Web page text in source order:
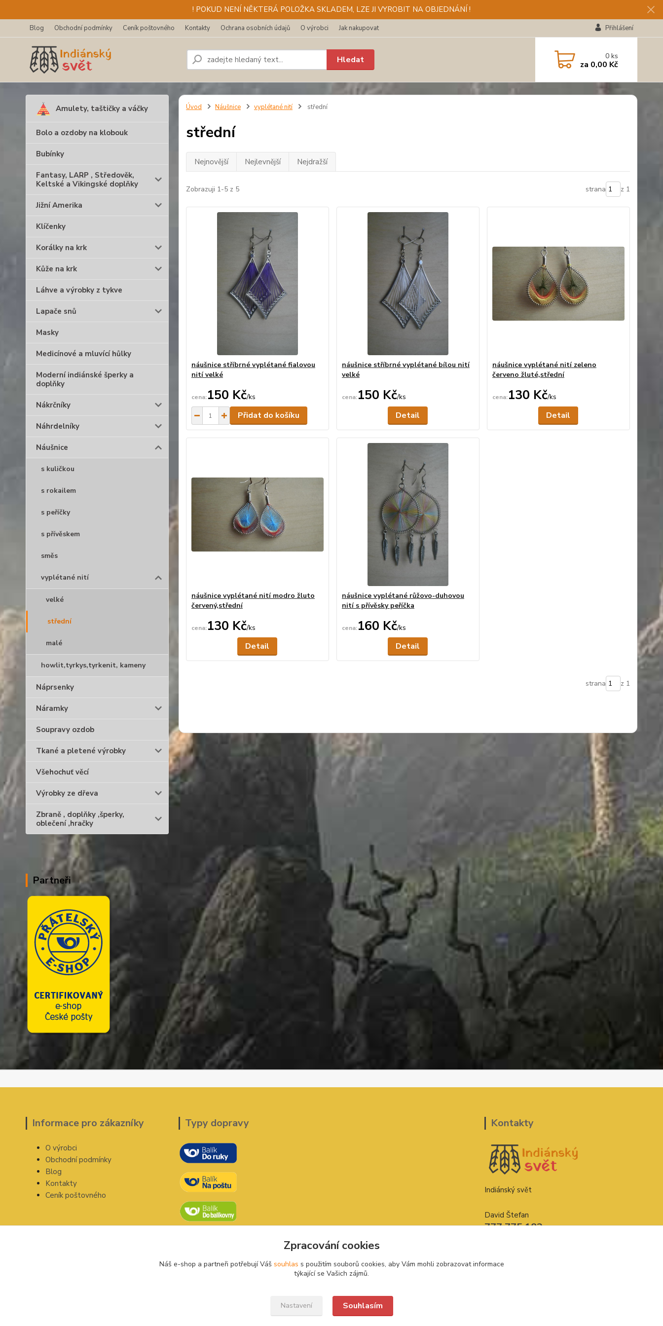
! POKUD NENÍ NĚKTERÁ POLOŽKA SKLADEM, LZE JI VYROBIT NA OBJEDNÁNÍ !
Blog Obchodní podmínky Ceník poštovného Kontakty Ochrana osobních údajů O výrobci Jak nakupovat Přihlášení
Hledat 0ks
za 0,00 Kč
Amulety, taštičky a váčky
Bolo a ozdoby na klobouk
Bubínky
Fantasy, LARP , Středověk,
Keltské a Vikingské doplňky
Jižní Amerika
Klíčenky
Korálky na krk
Kůže na krk
Láhve a výrobky z tykve
Lapače snů
Masky
Medicínové a mluvící hůlky
Moderní indiánské šperky a
doplňky
Nákrčníky
Náhrdelníky
Náušnice
s kuličkou
s rokailem
s peříčky
s přívěskem
směs
vyplétané nití
velké
střední
malé
howlit,tyrkys,tyrkenit, kameny
Náprsenky
Náramky
Soupravy ozdob
Tkané a pletené výrobky
Všehochuť věcí
Výrobky ze dřeva
Zbraně , doplňky ,šperky,
oblečení ,hračky
Partneři
Úvod Náušnice vyplétané nití střední
střední
Nejnovější Nejlevnější Nejdražší
Zobrazuji 1-5 z 5 strana z 1
náušnice stříbrné vyplétané fialovou
nití velké
150 Kč/ks
Přidat do košíku
náušnice stříbrné vyplétané bílou nití
velké
150 Kč/ks
Detail
náušnice vyplétané nití zeleno
červeno žluté,střední
130 Kč/ks
Detail
náušnice vyplétané nití modro žluto
červený,střední
130 Kč/ks
Detail
náušnice vyplétané růžovo-duhovou
nití s přívěsky peříčka
160 Kč/ks
Detail
strana z 1
Informace pro zákazníky
O výrobci
Obchodní podmínky
Blog
Kontakty
Ceník poštovného
Typy dopravy Kontakty
Indiánský svět
David Štefan
777 775 182
Zpracování cookies
Náš e-shop a partneři potřebují Váš souhlas s použitím souborů cookies, aby Vám mohli zobrazovat informace
týkající se Vašich zájmů.
Nastavení Souhlasím